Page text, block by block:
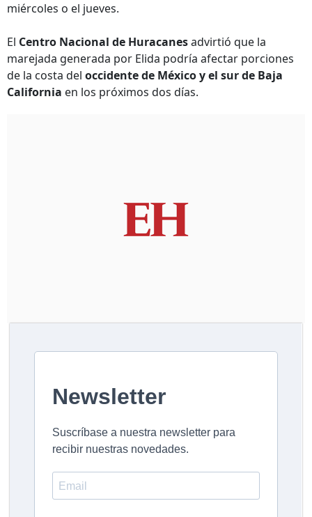
miércoles o el jueves.
El Centro Nacional de Huracanesadvirtió que la
marejada generada por Elida podría afectar porciones
de la costa del occidente de México y el sur de Baja
California en los próximos dos días.